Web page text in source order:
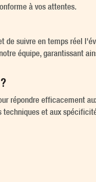
à vos attentes.
de suivre en temps réel
équipe, garantissant
répondre efficacement
et aux